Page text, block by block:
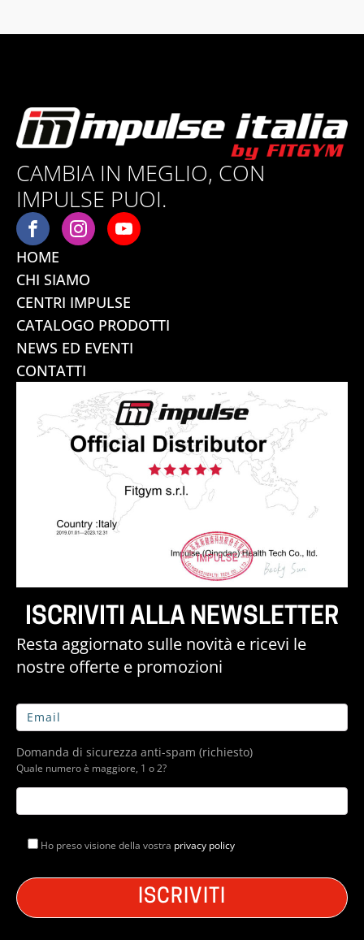
CAMBIA IN MEGLIO, CON
IMPULSE PUOI.
HOME
CHI SIAMO
CENTRI IMPULSE
CATALOGO PRODOTTI
NEWS ED EVENTI
CONTATTI
ISCRIVITI ALLA NEWSLETTER
Resta aggiornato sulle novità e ricevi le
nostre offerte e promozioni
Domanda di sicurezza anti-spam (richiesto)
Quale numero è maggiore, 1 o 2?
Ho preso visione della vostra privacy policy